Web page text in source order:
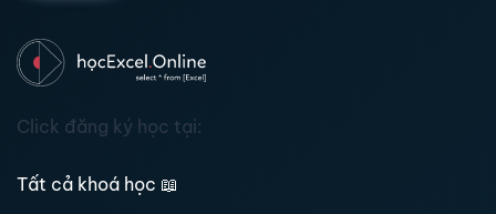
Click đăng ký học tại:
Tất cả khoá học 📖